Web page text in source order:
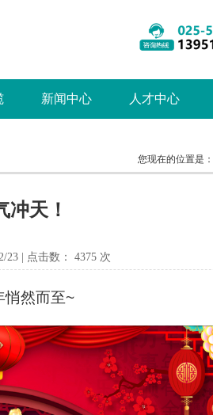
新闻中心 人才中心
您现在的位置是：
冲天！
23 | 点击数： 4375 次
悄然而至~